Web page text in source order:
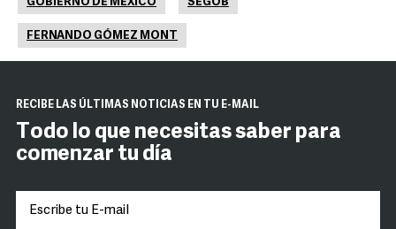
FERNANDO GÓMEZ MONT
RECIBE LAS ÚLTIMAS NOTICIAS EN TU E-MAIL
Todo lo que necesitas saber para
comenzar tu día